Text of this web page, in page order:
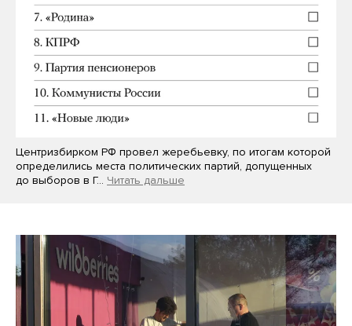
Центризбирком РФ провел жеребьевку, по итогам которой
определились места политических партий, допущенных
до выборов в Г… Читать дальше